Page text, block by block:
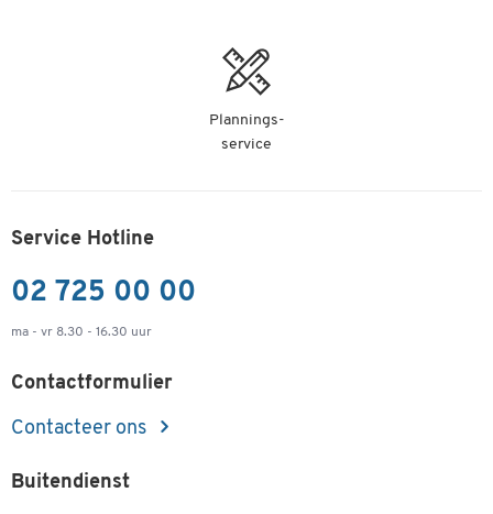
Plannings-
service
Service Hotline
02 725 00 00
ma - vr 8.30 - 16.30 uur
Contactformulier
Contacteer ons
Buitendienst